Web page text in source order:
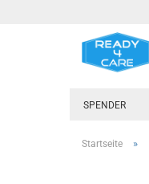
SPENDER
Startseite »